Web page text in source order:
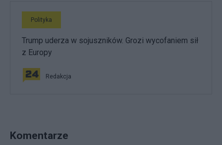
Polityka
Trump uderza w sojuszników. Grozi wycofaniem sił
z Europy
Redakcja
Komentarze